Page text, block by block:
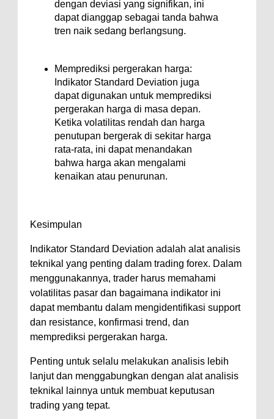
dengan deviasi yang signifikan, ini
dapat dianggap sebagai tanda bahwa
tren naik sedang berlangsung.
Memprediksi pergerakan harga:
Indikator Standard Deviation juga
dapat digunakan untuk memprediksi
pergerakan harga di masa depan.
Ketika volatilitas rendah dan harga
penutupan bergerak di sekitar harga
rata-rata, ini dapat menandakan
bahwa harga akan mengalami
kenaikan atau penurunan.
Kesimpulan
Indikator Standard Deviation adalah alat analisis
teknikal yang penting dalam trading forex. Dalam
menggunakannya, trader harus memahami
volatilitas pasar dan bagaimana indikator ini
dapat membantu dalam mengidentifikasi support
dan resistance, konfirmasi trend, dan
memprediksi pergerakan harga.
Penting untuk selalu melakukan analisis lebih
lanjut dan menggabungkan dengan alat analisis
teknikal lainnya untuk membuat keputusan
trading yang tepat.